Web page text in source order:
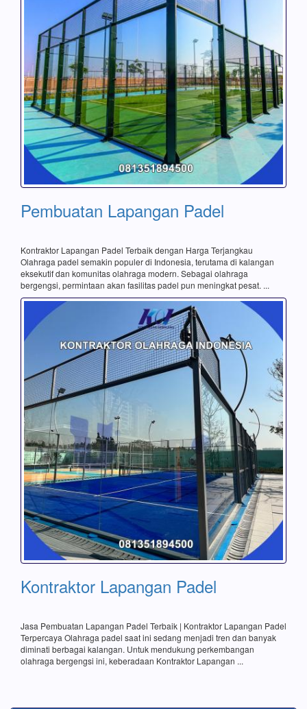
Pembuatan Lapangan Padel
Kontraktor Lapangan Padel Terbaik dengan Harga Terjangkau
Olahraga padel semakin populer di Indonesia, terutama di kalangan
eksekutif dan komunitas olahraga modern. Sebagai olahraga
bergengsi, permintaan akan fasilitas padel pun meningkat pesat. ...
Kontraktor Lapangan Padel
Jasa Pembuatan Lapangan Padel Terbaik | Kontraktor Lapangan Padel
Terpercaya Olahraga padel saat ini sedang menjadi tren dan banyak
diminati berbagai kalangan. Untuk mendukung perkembangan
olahraga bergengsi ini, keberadaan Kontraktor Lapangan ...